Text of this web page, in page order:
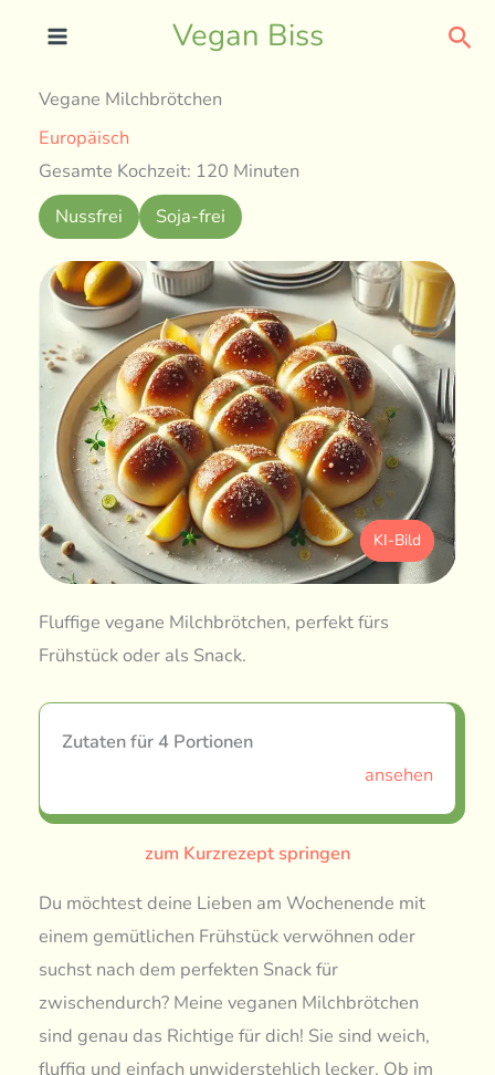
Vegan Biss
Vegane Milchbrötchen
Europäisch
Gesamte Kochzeit: 120 Minuten
Nussfrei
Soja-frei
KI-Bild
Fluffige vegane Milchbrötchen, perfekt fürs
Frühstück oder als Snack.
Zutaten für 4 Portionen
ansehen
zum Kurzrezept springen
Du möchtest deine Lieben am Wochenende mit
einem gemütlichen Frühstück verwöhnen oder
suchst nach dem perfekten Snack für
zwischendurch? Meine veganen Milchbrötchen
sind genau das Richtige für dich! Sie sind weich,
fluffig und einfach unwiderstehlich lecker. Ob im